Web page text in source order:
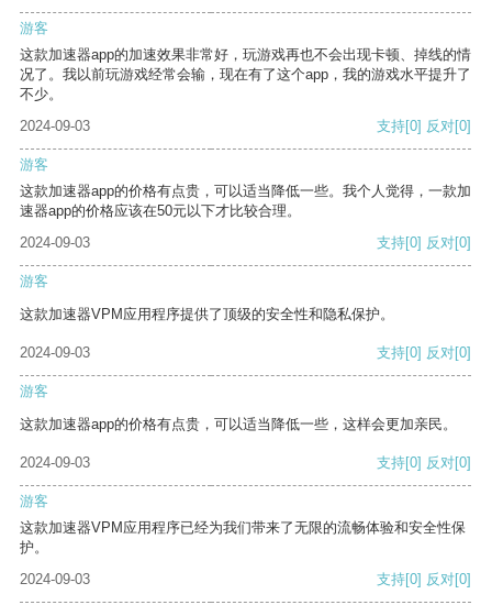
游客
这款加速器app的加速效果非常好，玩游戏再也不会出现卡顿、掉线的情
况了。我以前玩游戏经常会输，现在有了这个app，我的游戏水平提升了
不少。
2024-09-03
支持[0] 反对[0]
游客
这款加速器app的价格有点贵，可以适当降低一些。我个人觉得，一款加
速器app的价格应该在50元以下才比较合理。
2024-09-03
支持[0] 反对[0]
游客
这款加速器VPM应用程序提供了顶级的安全性和隐私保护。
2024-09-03 支持[0] 反对[0]
游客
这款加速器app的价格有点贵，可以适当降低一些，这样会更加亲民。
2024-09-03 支持[0] 反对[0]
游客
这款加速器VPM应用程序已经为我们带来了无限的流畅体验和安全性保
护。
2024-09-03
支持[0] 反对[0]